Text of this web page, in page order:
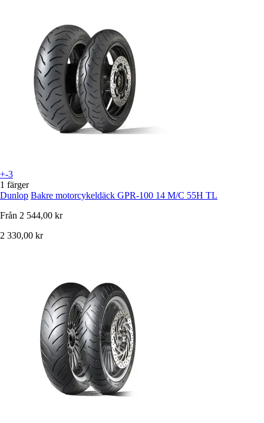
+-3
1 färger
Dunlop Bakre motorcykeldäck GPR-100 14 M/C 55H TL
Från 2 544,00 kr
2 330,00 kr